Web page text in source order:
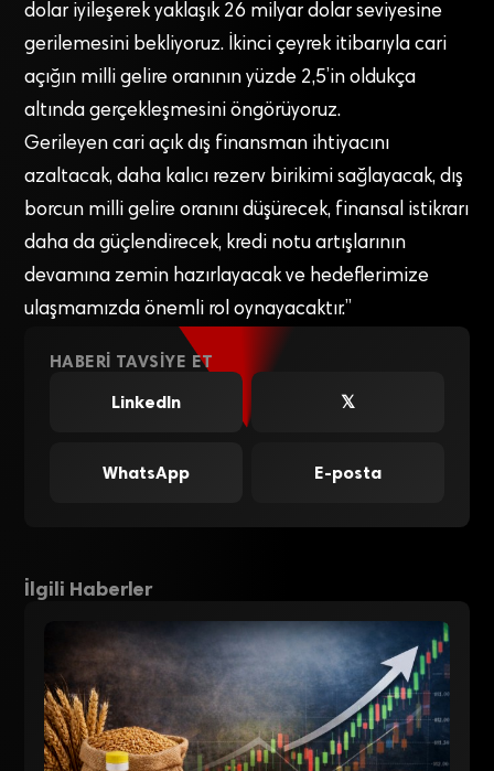
dolar iyileşerek yaklaşık 26 milyar dolar seviyesine
gerilemesini bekliyoruz. İkinci çeyrek itibarıyla cari
açığın milli gelire oranının yüzde 2,5’in oldukça
altında gerçekleşmesini öngörüyoruz.
Gerileyen cari açık dış finansman ihtiyacını
azaltacak, daha kalıcı rezerv birikimi sağlayacak, ⁠dış
borcun milli gelire oranını düşürecek, finansal istikrarı
daha da güçlendirecek, kredi notu artışlarının
devamına zemin hazırlayacak ve hedeflerimize
ulaşmamızda önemli rol oynayacaktır.”
HABERI TAVSIYE ET
LinkedIn
𝕏
WhatsApp E-posta
İlgili Haberler